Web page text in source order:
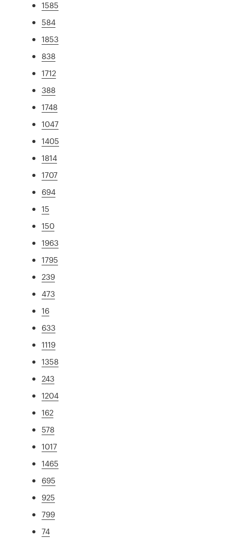
1585
584
1853
838
1712
388
1748
1047
1405
1814
1707
694
15
150
1963
1795
239
473
16
633
1119
1358
243
1204
162
578
1017
1465
695
925
799
74